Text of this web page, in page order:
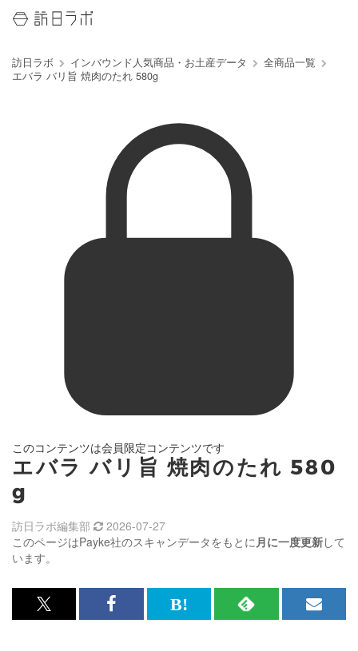
訪日ラボ インバウンド人気商品・お土産データ
全商品一覧
エバラ バリ旨 焼肉のたれ 580g
このコンテンツは会員限定コンテンツです
エバラ バリ旨 焼肉のたれ 580
g
このページはPayke社のスキャンデータをもとに月に一度更新して
います。
訪日ラボ編集部 2026-07-27
x<br>
Facebook<br>
は
RSS
メ